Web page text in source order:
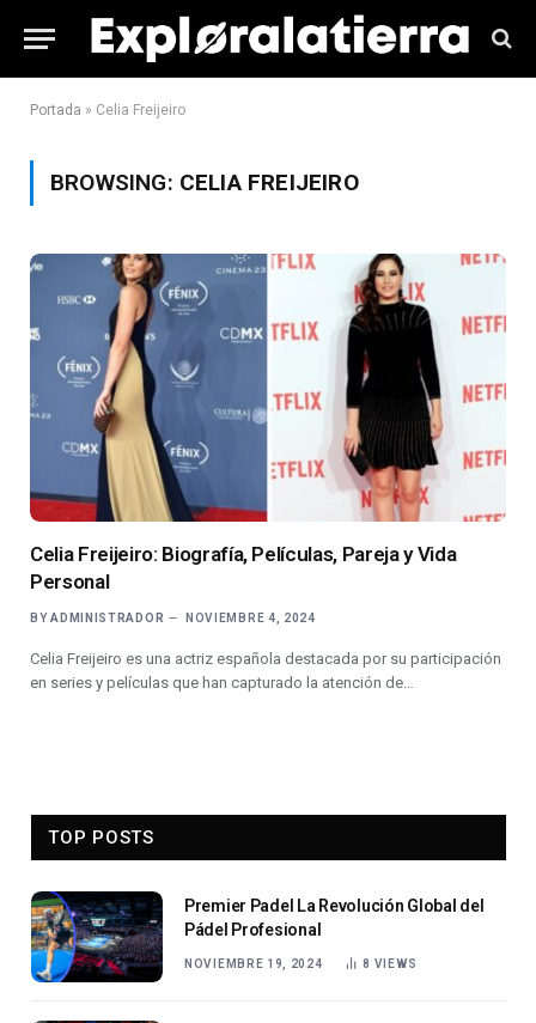
Portada » Celia Freijeiro
BROWSING: CELIA FREIJEIRO
Celia Freijeiro: Biografía, Películas, Pareja y Vida
Personal
BY ADMINISTRADOR NOVIEMBRE 4, 2024
Celia Freijeiro es una actriz española destacada por su participación
en series y películas que han capturado la atención de…
TOP POSTS
Premier Padel La Revolución Global del
Pádel Profesional
NOVIEMBRE 19, 2024 8 VIEWS